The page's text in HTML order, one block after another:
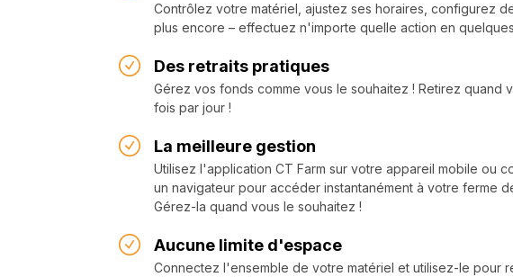
Contrôlez votre matériel, ajustez ses horaires, configurez
plus encore – effectuez n'importe quelle action en
Des retraits pratiques
Gérez vos fonds comme vous le souhaitez ! Retirez quand
fois par jour !
La meilleure gestion
Utilisez l'application CT Farm sur votre appareil mobile ou
un navigateur pour accéder instantanément à votre ferme
Gérez-la quand vous le souhaitez !
Aucune limite d'espace
Connectez l'ensemble de votre matériel et utilisez-le pour